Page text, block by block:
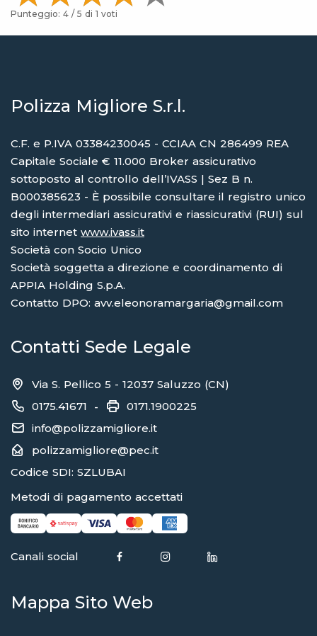
Punteggio: 4 / 5 di 1 voti
Polizza Migliore S.r.l.
C.F. e P.IVA 03384230045 - CCIAA CN 286499 REA
Capitale Sociale € 11.000 Broker assicurativo
sottoposto al controllo dell’IVASS | Sez B n.
B000385623 - È possibile consultare il registro unico
degli intermediari assicurativi e riassicurativi (RUI) sul
sito internet www.ivass.it
Società con Socio Unico
Società soggetta a direzione e coordinamento di
APPIA Holding S.p.A.
Contatto DPO: avv.eleonoramargaria@gmail.com
Contatti Sede Legale
Via S. Pellico 5 - 12037 Saluzzo (CN)
0175.41671 -
0171.1900225
info@polizzamigliore.it
polizzamigliore@pec.it
Codice SDI: SZLUBAI
Metodi di pagamento accettati
Canali social
Mappa Sito Web